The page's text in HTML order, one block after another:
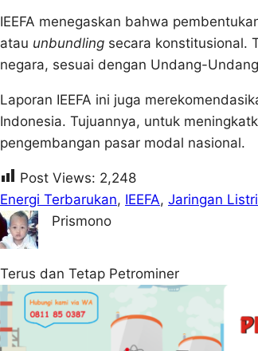
IEEFA menegaskan bahwa
atau unbundling secara konstitusional.
negara, sesuai dengan Undang-
Laporan IEEFA ini juga
Indonesia. Tujuannya, untuk
pengembangan pasar modal nasional.
Post Views: 2,248
Energi Terbarukan, IEEFA, Jaringan
Prismono
Terus dan Tetap Petrominer